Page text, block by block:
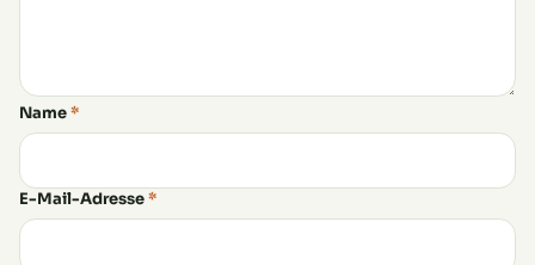
Name*
E-Mail-Adresse*